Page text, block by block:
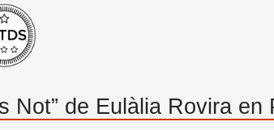
Not” de Eulàlia Rovira en